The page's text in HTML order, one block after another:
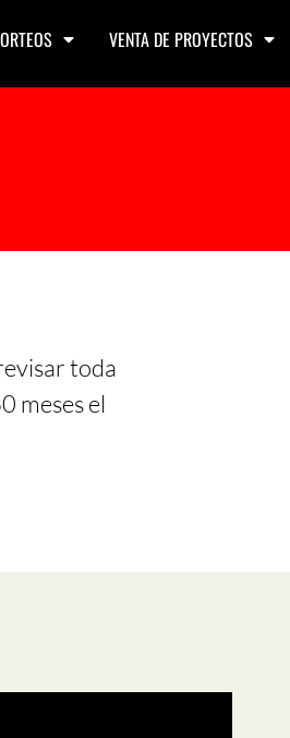
VENTA DE PROYECTOS
toda
meses el